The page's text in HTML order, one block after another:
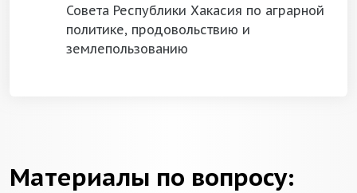
Совета Республики Хакасия по аграрной
политике, продовольствию и
землепользованию
Материалы по вопросу: